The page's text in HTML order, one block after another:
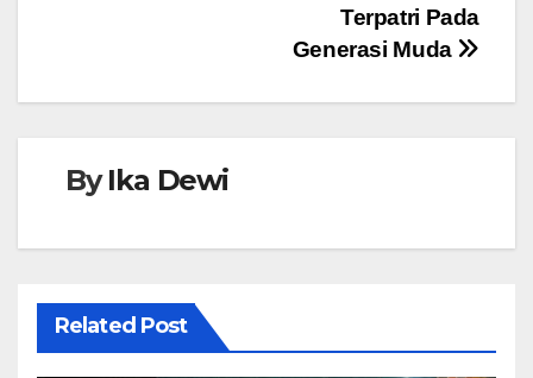
Terpatri Pada
Generasi Muda
ByIka Dewi
Related Post